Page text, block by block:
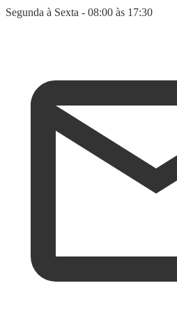
Segunda à Sexta - 08:00 às 17:30